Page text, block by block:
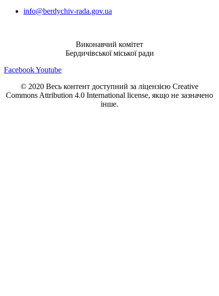
info@berdychiv-rada.gov.ua
Виконавчий комітет
Бердичівської міської ради
FacebookYoutube
© 2020 Весь контент доступний за ліцензією Creative
Commons Attribution 4.0 International license, якщо не зазначено
інше.